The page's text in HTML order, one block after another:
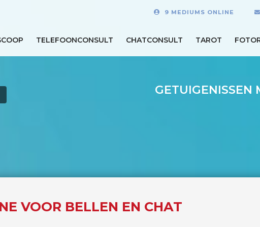
9 MEDIUMS ONLINE
TELEFOONCONSULT CHATCONSULT TAROT
GETUIGENISSEN
VOOR BELLEN EN CHAT